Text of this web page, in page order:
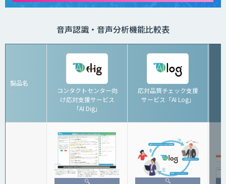
音声認識・音声分析機能比較表
製品名
コンタクトセンター向
け応対支援サービス
「AI Dig」
応対品質チェック支援
サービス「AI Log」